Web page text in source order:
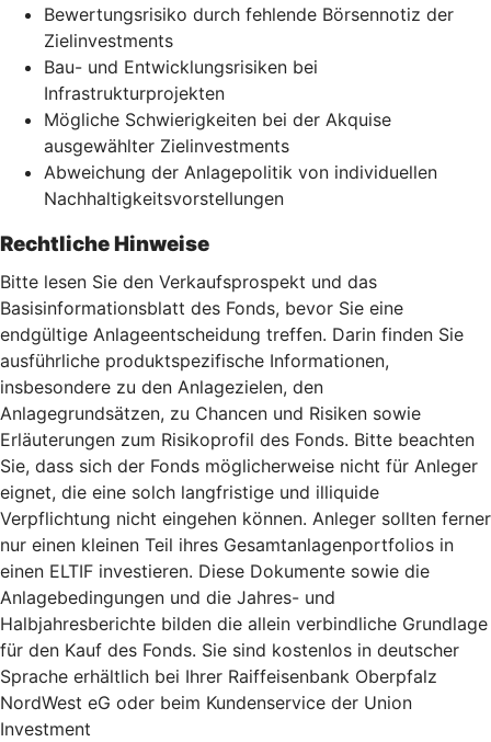
Bewertungsrisiko durch fehlende Börsennotiz der
Zielinvestments
Bau- und Entwicklungsrisiken bei
Infrastrukturprojekten
Mögliche Schwierigkeiten bei der Akquise
ausgewählter Zielinvestments
Abweichung der Anlagepolitik von individuellen
Nachhaltigkeitsvorstellungen
Rechtliche Hinweise
Bitte lesen Sie den Verkaufsprospekt und das
Basisinformationsblatt des Fonds, bevor Sie eine
endgültige Anlageentscheidung treffen. Darin finden Sie
ausführliche produktspezifische Informationen,
insbesondere zu den Anlagezielen, den
Anlagegrundsätzen, zu Chancen und Risiken sowie
Erläuterungen zum Risikoprofil des Fonds. Bitte beachten
Sie, dass sich der Fonds möglicherweise nicht für Anleger
eignet, die eine solch langfristige und illiquide
Verpflichtung nicht eingehen können. Anleger sollten ferner
nur einen kleinen Teil ihres Gesamtanlagenportfolios in
einen ELTIF investieren. Diese Dokumente sowie die
Anlagebedingungen und die Jahres- und
Halbjahresberichte bilden die allein verbindliche Grundlage
für den Kauf des Fonds. Sie sind kostenlos in deutscher
Sprache erhältlich bei Ihrer Raiffeisenbank Oberpfalz
NordWest eG oder beim Kundenservice der Union
Investment